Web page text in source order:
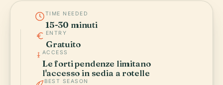
TIME NEEDED
15-30 minuti
ENTRY
Gratuito
ACCESS
Le forti pendenze limitano
l'accesso in sedia a rotelle
BEST SEASON